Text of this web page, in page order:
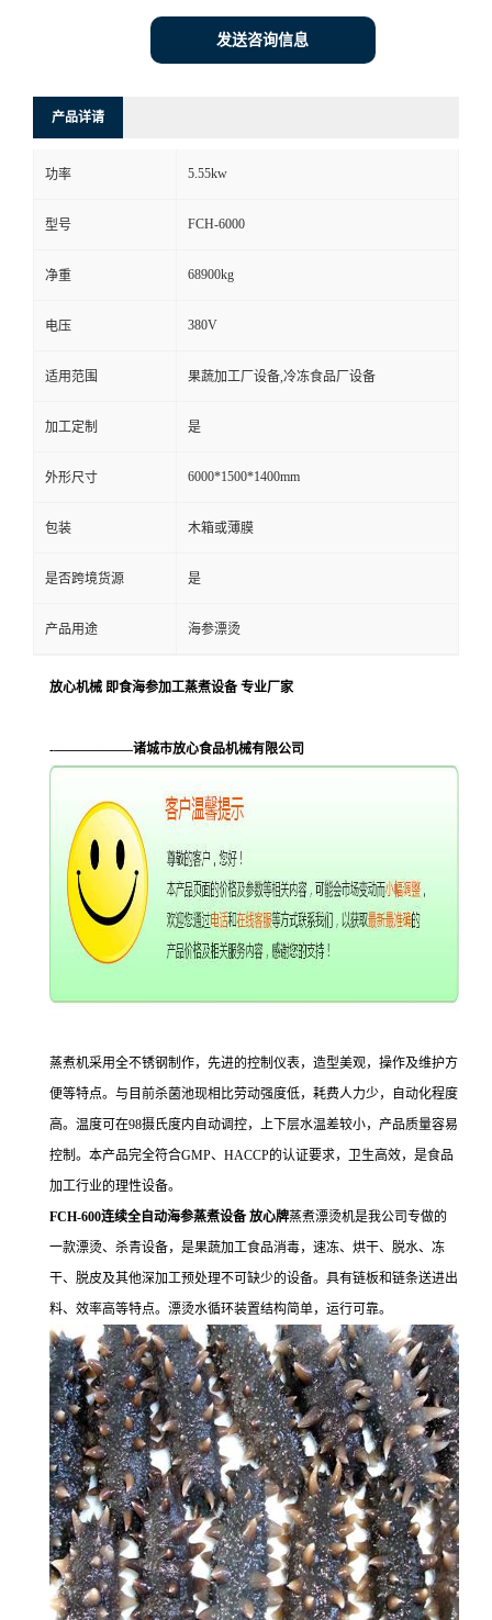
发送咨询信息
产品详请
功率 5.55kw
型号 FCH-6000
净重 68900kg
电压 380V
适用范围 果蔬加工厂设备,冷冻食品厂设备
加工定制 是
外形尺寸 6000*1500*1400mm
包装 木箱或薄膜
是否跨境货源 是
产品用途 海参漂烫
放心机械 即食海参加工蒸煮设备 专业厂家
-——————诸城市放心食品机械有限公司
蒸煮机采用全不锈钢制作，先进的控制仪表，造型美观，操作及维护方
便等特点。与目前杀菌池现相比劳动强度低，耗费人力少，自动化程度
高。温度可在98摄氏度内自动调控，上下层水温差较小，产品质量容易
控制。本产品完全符合GMP、HACCP的认证要求，卫生高效，是食品
加工行业的理性设备。
FCH-600连续全自动海参蒸煮设备 放心牌蒸煮漂烫机是我公司专做的
一款漂烫、杀青设备，是果蔬加工食品消毒，速冻、烘干、脱水、冻
干、脱皮及其他深加工预处理不可缺少的设备。具有链板和链条送进出
料、效率高等特点。漂烫水循环装置结构简单，运行可靠。